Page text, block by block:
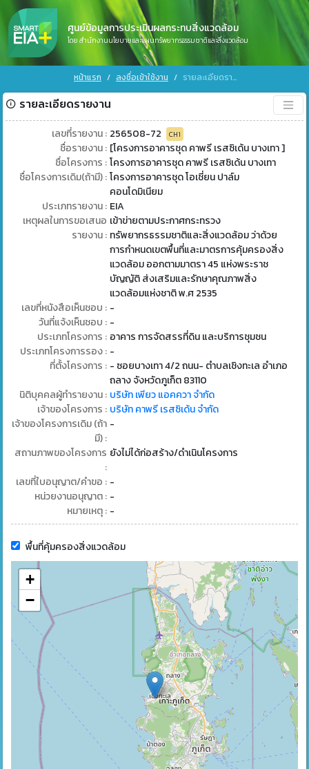
ศูนย์ข้อมูลการประเมินผลกระทบสิ่งแวดล้อม
โดย สำนักงานนโยบายและแผนทรัพยากรธรรมชาติและสิ่งแวดล้อม
หน้าแรก ลงชื่อเข้าใช้งาน รายละเอียดรายงาน
รายละเอียดรายงาน
เลขที่รายงาน : 256508-72 CH1
ชื่อรายงาน : [โครงการอาคารชุด คาพรี เรสซิเด้น บางเทา ]
ชื่อโครงการ : โครงการอาคารชุด คาพรี เรสซิเด้น บางเทา
ชื่อโครงการเดิม(ถ้ามี) : โครงการอาคารชุด โอเชี่ยน ปาล์ม
คอนโดมิเนียม
ประเภทรายงาน : EIA
เหตุผลในการขอเสนอ
รายงาน :
เข้าข่ายตามประกาศกระทรวง
ทรัพยากรธรรมชาติและสิ่งแวดล้อม ว่าด้วย
การกำหนดเขตพื้นที่และมาตรการคุ้มครองสิ่ง
แวดล้อม ออกตามมาตรา 45 แห่งพระราช
บัญญัติ ส่งเสริมและรักษาคุณภาพสิ่ง
แวดล้อมแห่งชาติ พ.ศ 2535
เลขที่หนังสือเห็นชอบ : -
วันที่แจ้งเห็นชอบ : -
ประเภทโครงการ : อาคาร การจัดสรรที่ดิน และบริการชุมชน
ประเภทโครงการรอง : -
ที่ตั้งโครงการ : - ซอยบางเทา 4/2 ถนน- ตำบลเชิงทะเล อำเภอ
ถลาง จังหวัดภูเก็ต 83110
นิติบุคคลผู้ทำรายงาน : บริษัท เพียว แอคควา จำกัด
เจ้าของโครงการ : บริษัท คาพรี เรสซิเด้น จำกัด
เจ้าของโครงการเดิม (ถ้า
มี) :
-
สถานภาพของโครงการ
:
ยังไม่ได้ก่อสร้าง/ดำเนินโครงการ
เลขที่ใบอนุญาต/คำขอ : -
หน่วยงานอนุญาต : -
หมายเหตุ : -
พื้นที่คุ้มครองสิ่งแวดล้อม
+
−